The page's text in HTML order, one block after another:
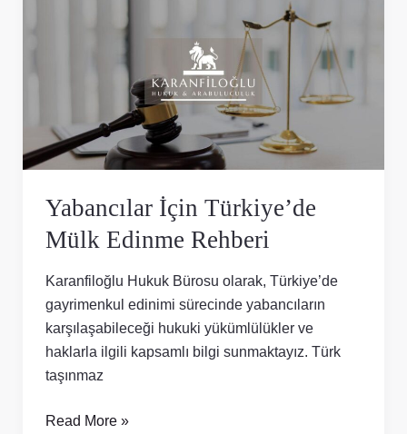
Yabancılar İçin Türkiye’de
Mülk Edinme Rehberi
Karanfiloğlu Hukuk Bürosu olarak, Türkiye’de
gayrimenkul edinimi sürecinde yabancıların
karşılaşabileceği hukuki yükümlülükler ve
haklarla ilgili kapsamlı bilgi sunmaktayız. Türk
taşınmaz
Read More »